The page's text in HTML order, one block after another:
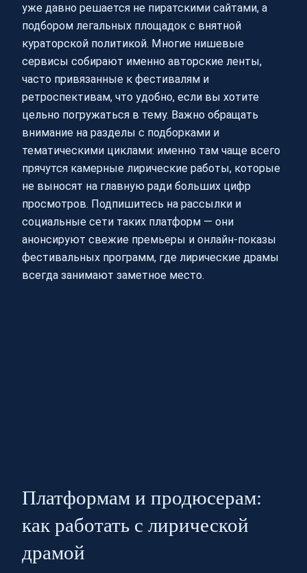
уже давно решается не пиратскими сайтами, а
подбором легальных площадок с внятной
кураторской политикой. Многие нишевые
сервисы собирают именно авторские ленты,
часто привязанные к фестивалям и
ретроспективам, что удобно, если вы хотите
цельно погружаться в тему. Важно обращать
внимание на разделы с подборками и
тематическими циклами: именно там чаще всего
прячутся камерные лирические работы, которые
не выносят на главную ради больших цифр
просмотров. Подпишитесь на рассылки и
социальные сети таких платформ — они
анонсируют свежие премьеры и онлайн-показы
фестивальных программ, где лирические драмы
всегда занимают заметное место.
Платформам и продюсерам:
как работать с лирической
драмой